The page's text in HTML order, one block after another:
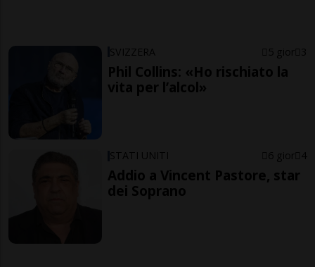
SVIZZERA 5 gior 3
Phil Collins: «Ho rischiato la
vita per l’alcol»
STATI UNITI 6 gior 4
Addio a Vincent Pastore, star
dei Soprano